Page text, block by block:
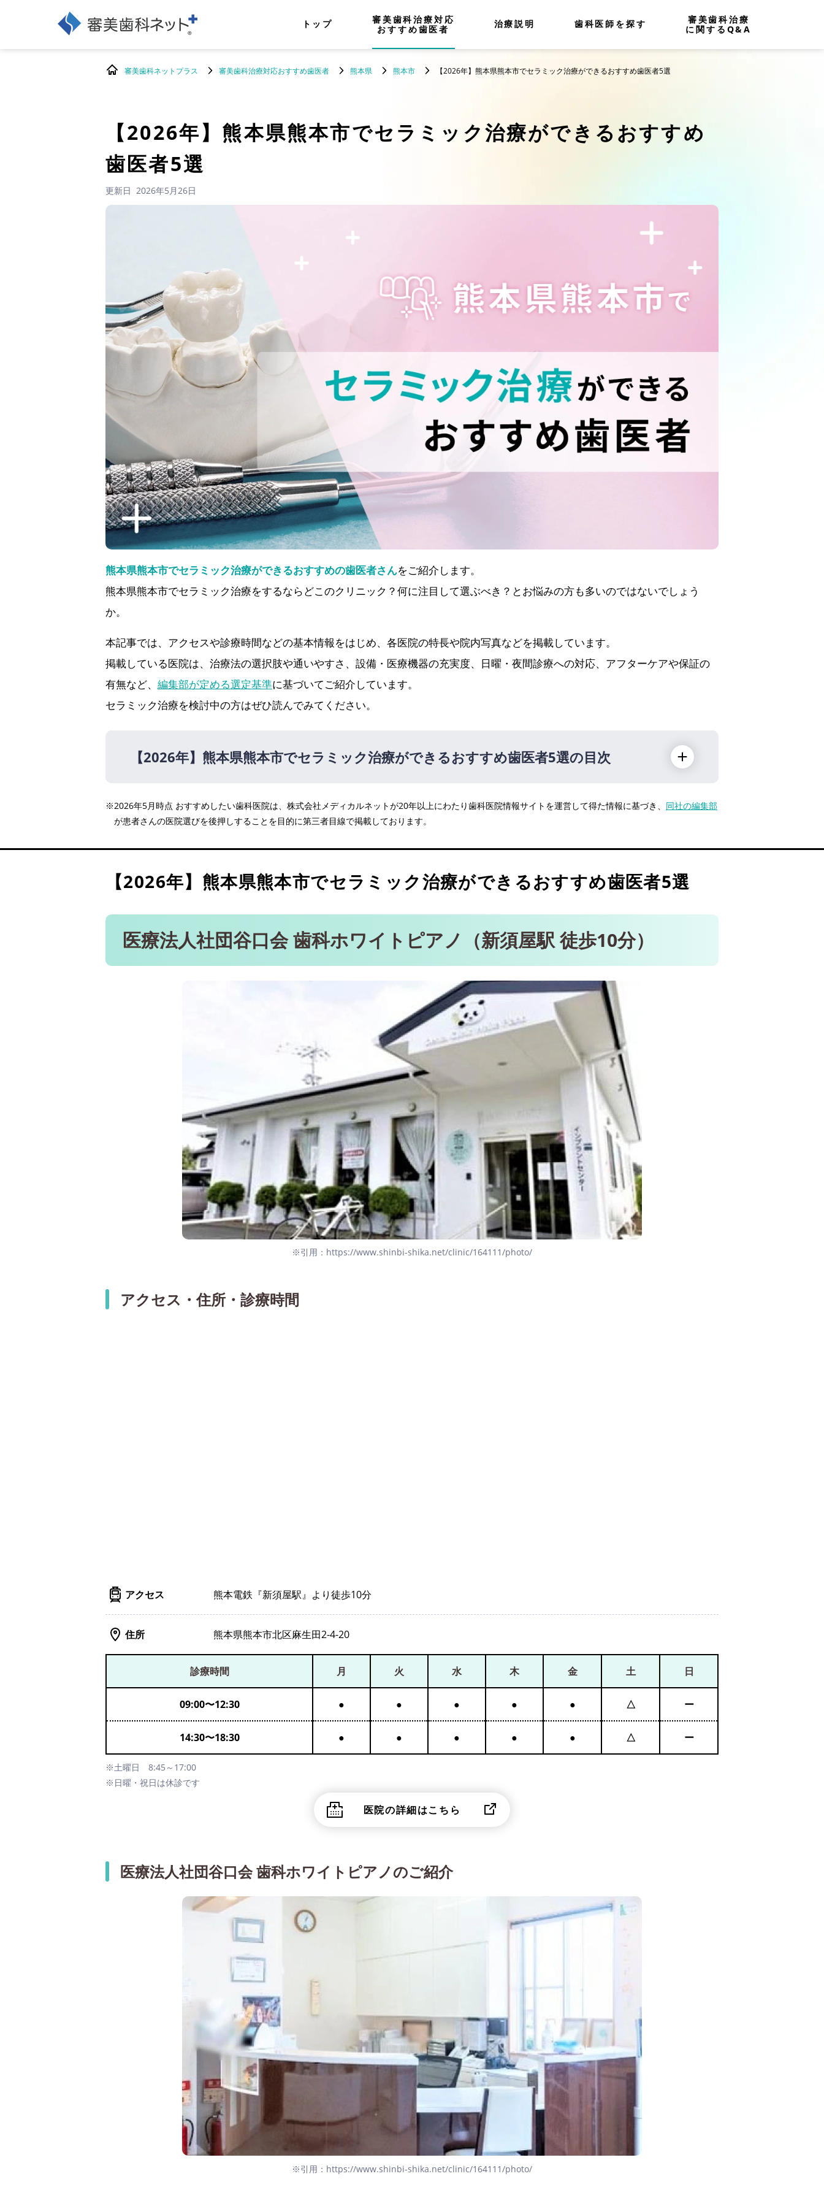
トップ
審美歯科治療対応
おすすめ歯医者
治療説明 歯科医師を探す
審美歯科治療
に関するQ&A
審美歯科ネットプラス 審美歯科治療対応おすすめ歯医者 熊本県 熊本市 【2026年】熊本県熊本市でセラミック治療ができるおすすめ歯医者5選
【2026年】 熊本県熊本市でセラミック治療ができるおすすめ
歯医者5選
更新日 2026年5月26日
熊本県熊本市でセラミック治療ができるおすすめの歯医者さんをご紹介します。
熊本県熊本市でセラミック治療をするならどこのクリニック？何に注目して選ぶべき？とお悩みの方も多いのではないでしょう
か。
本記事では、アクセスや診療時間などの基本情報をはじめ、各医院の特長や院内写真などを掲載しています。
掲載している医院は、治療法の選択肢や通いやすさ、設備・医療機器の充実度、日曜・夜間診療への対応、アフターケアや保証の
有無など、 編集部が定める選定基準に基づいてご紹介しています。
セラミック治療を検討中の方はぜひ読んでみてください。
【2026年】 熊本県熊本市でセラミック治療ができるおすすめ歯医者5選の目次
医療法人社団谷口会 歯科ホワイトピアノ（新須屋駅 徒歩10分）
くらた歯科クリニック（光の森駅 車で7分）
医療法人社団 エステティックライン 熊本パール総合歯科・矯正歯科・こども歯科クリニック AMUPLAZA院（熊本駅 徒歩2
新屋敷津田歯科医院 こども歯科（九品寺交差点駅 徒歩10分）
※2026年5月時点 おすすめしたい歯科医院は、株式会社メディカルネットが20年以上にわたり歯科医院情報サイトを運営して得た情報に基づき、 同社の編集部
が患者さんの医院選びを後押しすることを目的に第三者目線で掲載しております。
【2026年】 熊本県熊本市でセラミック治療ができるおすすめ歯医者5選
医療法人社団谷口会 歯科ホワイトピアノ（新須屋駅 徒歩10分）
※引用：https://www.shinbi-shika.net/clinic/164111/photo/
アクセス・住所・診療時間
アクセス 熊本電鉄『新須屋駅』より徒歩10分
住所 熊本県熊本市北区麻生田2-4-20
診療時間 月 火 水 木 金 土 日
09:00〜12:30 ● ● ● ● ● △ ー
14:30〜18:30 ● ● ● ● ● △ ー
※土曜日 8:45～17:00
※日曜・祝日は休診です
医院の詳細はこちら
医療法人社団谷口会 歯科ホワイトピアノのご紹介
※引用：https://www.shinbi-shika.net/clinic/164111/photo/